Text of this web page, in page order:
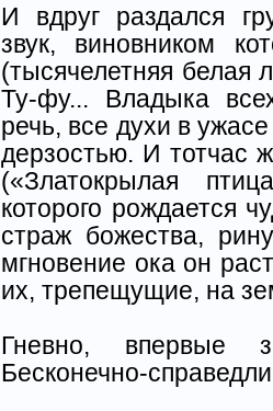
И вдруг раздался
звук, виновником
(тысячелетняя
Ту-фу... Владыка
речь, все духи в
дерзостью. И тотчас
(«Златокрылая
которого рождается
страж божества,
мгновение ока он
их, трепещущие, на
Гневно, впервые
Бесконечно-